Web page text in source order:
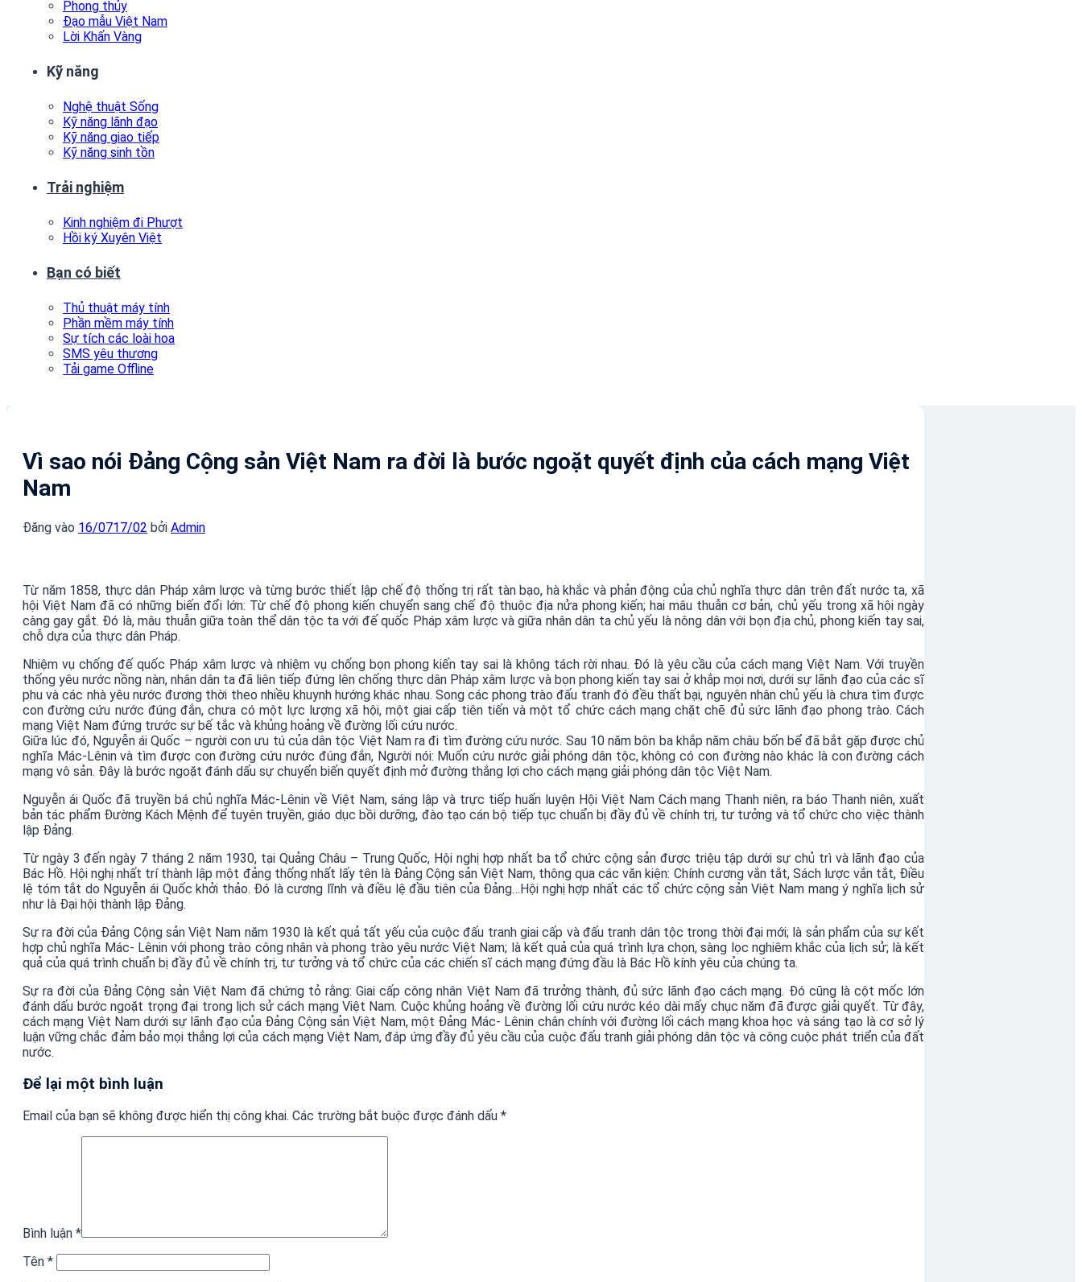
Phong thủy
Đạo mẫu Việt Nam
Lời Khấn Vàng
Kỹ năng
Nghệ thuật Sống
Kỹ năng lãnh đạo
Kỹ năng giao tiếp
Kỹ năng sinh tồn
Trải nghiệm
Kinh nghiệm đi Phượt
Hồi ký Xuyên Việt
Bạn có biết
Thủ thuật máy tính
Phần mềm máy tính
Sự tích các loài hoa
SMS yêu thương
Tải game Offline
Vì sao nói Đảng Cộng sản Việt Nam ra đời là bước ngoặt quyết định của cách mạng Việt
Nam
Đăng vào 16/0717/02 bởi Admin
Từ năm 1858, thực dân Pháp xâm lược và từng bước thiết lập chế độ thống trị rất tàn bạo, hà khắc và phản động của chủ nghĩa thực dân trên đất nước ta, xã
hội Việt Nam đã có những biến đổi lớn: Từ chế độ phong kiến chuyển sang chế độ thuộc địa nửa phong kiến; hai mâu thuẫn cơ bản, chủ yếu trong xã hội ngày
càng gay gắt. Đó là, mâu thuẫn giữa toàn thể dân tộc ta với đế quốc Pháp xâm lược và giữa nhân dân ta chủ yếu là nông dân với bọn địa chủ, phong kiến tay sai,
chỗ dựa của thực dân Pháp.
Nhiệm vụ chống đế quốc Pháp xâm lược và nhiệm vụ chống bọn phong kiến tay sai là không tách rời nhau. Đó là yêu cầu của cách mạng Việt Nam. Với truyền
thống yêu nước nồng nàn, nhân dân ta đã liên tiếp đứng lên chống thực dân Pháp xâm lược và bọn phong kiến tay sai ở khắp mọi nơi, dưới sự lãnh đạo của các sĩ
phu và các nhà yêu nước đương thời theo nhiều khuynh hướng khác nhau. Song các phong trào đấu tranh đó đều thất bại, nguyên nhân chủ yếu là chưa tìm được
con đường cứu nước đúng đắn, chưa có một lực lượng xã hội, một giai cấp tiên tiến và một tổ chức cách mạng chặt chẽ đủ sức lãnh đạo phong trào. Cách
mạng Việt Nam đứng trước sự bế tắc và khủng hoảng về đường lối cứu nước.
Giữa lúc đó, Nguyễn ái Quốc – người con ưu tú của dân tộc Việt Nam ra đi tìm đường cứu nước. Sau 10 năm bôn ba khắp năm châu bốn bể đã bắt gặp được chủ
nghĩa Mác-Lênin và tìm được con đường cứu nước đúng đắn, Người nói: Muốn cứu nước giải phóng dân tộc, không có con đường nào khác là con đường cách
mạng vô sản. Đây là bước ngoặt đánh dấu sự chuyển biến quyết định mở đường thắng lợi cho cách mạng giải phóng dân tộc Việt Nam.
Nguyễn ái Quốc đã truyền bá chủ nghĩa Mác-Lênin về Việt Nam, sáng lập và trực tiếp huấn luyện Hội Việt Nam Cách mạng Thanh niên, ra báo Thanh niên, xuất
bản tác phẩm Đường Kách Mệnh để tuyên truyền, giáo dục bồi dưỡng, đào tạo cán bộ tiếp tục chuẩn bị đầy đủ về chính trị, tư tưởng và tổ chức cho việc thành
lập Đảng.
Từ ngày 3 đến ngày 7 tháng 2 năm 1930, tại Quảng Châu – Trung Quốc, Hội nghị hợp nhất ba tổ chức cộng sản được triệu tập dưới sự chủ trì và lãnh đạo của
Bác Hồ. Hội nghị nhất trí thành lập một đảng thống nhất lấy tên là Đảng Cộng sản Việt Nam, thông qua các văn kiện: Chính cương vắn tắt, Sách lược vắn tắt, Điều
lệ tóm tắt do Nguyễn ái Quốc khởi thảo. Đó là cương lĩnh và điều lệ đầu tiên của Đảng…Hội nghị hợp nhất các tổ chức cộng sản Việt Nam mang ý nghĩa lịch sử
như là Đại hội thành lập Đảng.
Sự ra đời của Đảng Cộng sản Việt Nam năm 1930 là kết quả tất yếu của cuộc đấu tranh giai cấp và đấu tranh dân tộc trong thời đại mới; là sản phẩm của sự kết
hợp chủ nghĩa Mác- Lênin với phong trào công nhân và phong trào yêu nước Việt Nam; là kết quả của quá trình lựa chọn, sàng lọc nghiêm khắc của lịch sử; là kết
quả của quá trình chuẩn bị đầy đủ về chính trị, tư tưởng và tổ chức của các chiến sĩ cách mạng đứng đầu là Bác Hồ kính yêu của chúng ta.
Sự ra đời của Đảng Cộng sản Việt Nam đã chứng tỏ rằng: Giai cấp công nhân Việt Nam đã trưởng thành, đủ sức lãnh đạo cách mạng. Đó cũng là cột mốc lớn
đánh dấu bước ngoặt trọng đại trong lịch sử cách mạng Việt Nam. Cuộc khủng hoảng về đường lối cứu nước kéo dài mấy chục năm đã được giải quyết. Từ đây,
cách mạng Việt Nam dưới sự lãnh đạo của Đảng Cộng sản Việt Nam, một Đảng Mác- Lênin chân chính với đường lối cách mạng khoa học và sáng tạo là cơ sở lý
luận vững chắc đảm bảo mọi thắng lợi của cách mạng Việt Nam, đáp ứng đầy đủ yêu cầu của cuộc đấu tranh giải phóng dân tộc và công cuộc phát triển của đất
nước.
Để lại một bình luận
Email của bạn sẽ không được hiển thị công khai. Các trường bắt buộc được đánh dấu *
Bình luận *
Tên *